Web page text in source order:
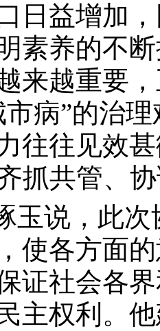
日益增加
素养的不
来越重要
市病”的治
往往见效
抓共管、
玉说，此
使各方面
证社会各
主权利。